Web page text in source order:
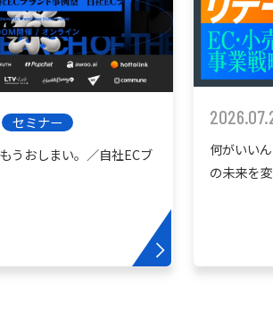
セミナー
うおしまい。／自社ECブ
何がいい
の未来を